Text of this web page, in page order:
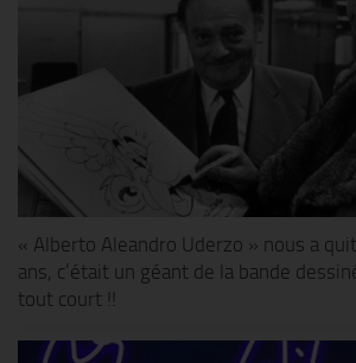
« Alberto Aleandro Uderzo » nous a
ans, c’était un géant de la bande
tout court !!